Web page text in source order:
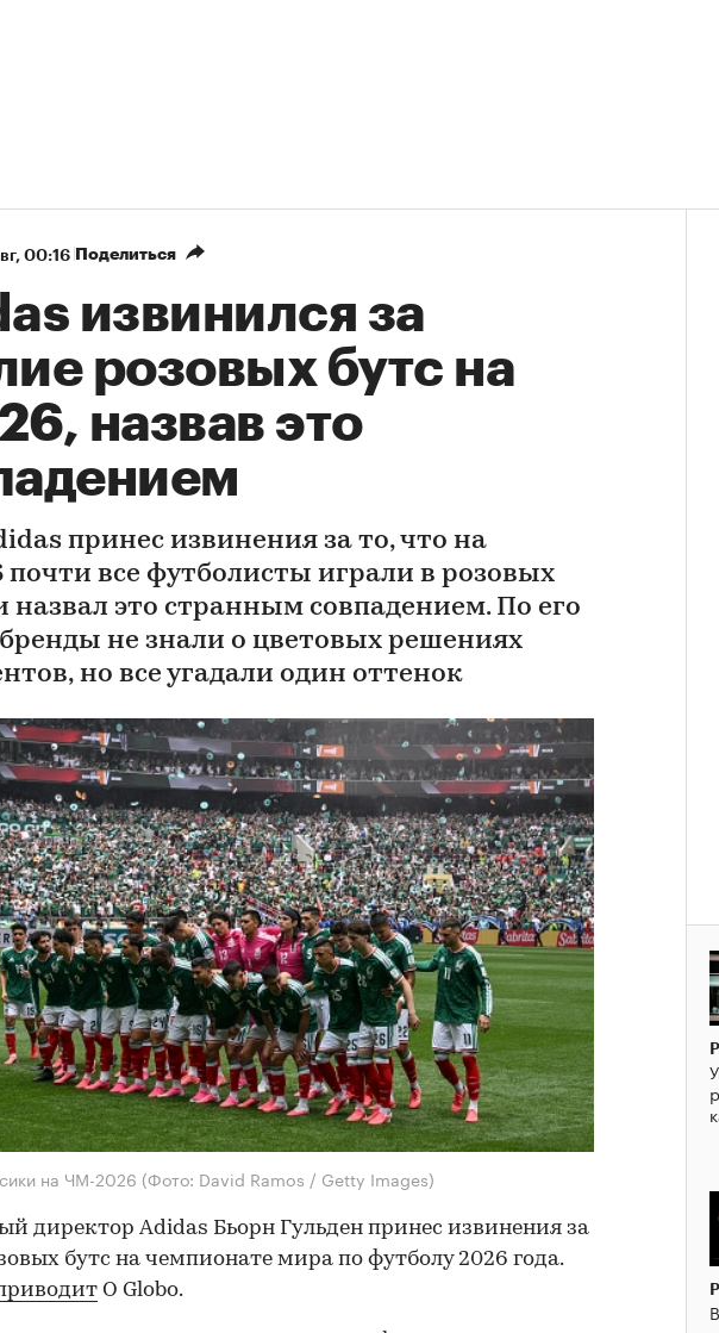
00:16 Поделиться
извинился за
розовых бутс на
назвав это
принес извинения за то, что на
все футболисты играли в розовых
назвал это странным совпадением. По его
не знали о цветовых решениях
но все угадали один оттенок
на ЧМ-2026 (Фото: David Ramos / Getty Images)
директор Adidas Бьорн Гульден принес извинения за
бутс на чемпионате мира по футболу 2026 года.
O Globo.